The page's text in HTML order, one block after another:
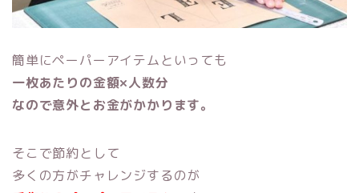
簡単にペーパーアイテムといっても
一枚あたりの金額×人数分
なので意外とお金がかかります。
そこで節約として
多くの方がチャレンジするのが